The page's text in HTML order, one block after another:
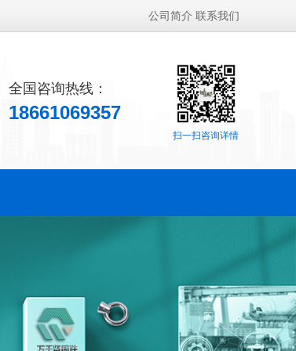
公司简介 联系我们
扫一扫咨询详情
全国咨询热线：
18661069357